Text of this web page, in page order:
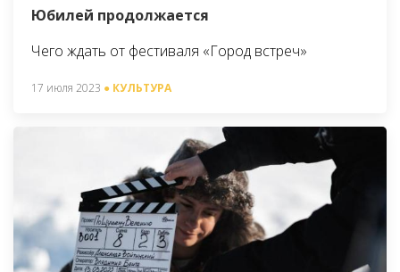
Юбилей продолжается
Чего ждать от фестиваля «Город встреч»
17 июля 2023 ● КУЛЬТУРА